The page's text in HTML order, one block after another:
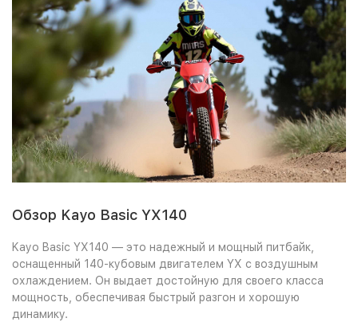
Обзор Kayo Basic YX140
Kayo Basic YX140 — это надежный и мощный питбайк,
оснащенный 140-кубовым двигателем YX с воздушным
охлаждением. Он выдает достойную для своего класса
мощность, обеспечивая быстрый разгон и хорошую
динамику.